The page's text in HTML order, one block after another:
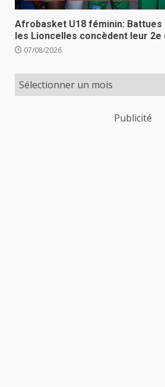
Afrobasket U18 féminin: Battues
les Lioncelles concèdent leur 2e
07/08/2026
Publicité